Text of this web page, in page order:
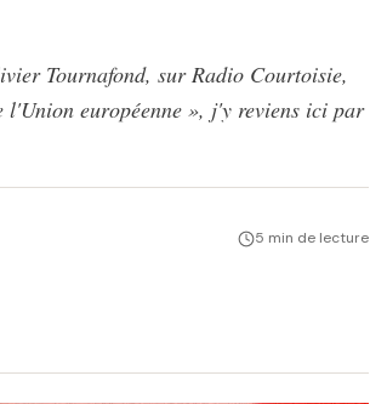
Tournafond, sur Radio Courtoisie,
l'Union européenne », j'y reviens ici par
5 min de lecture